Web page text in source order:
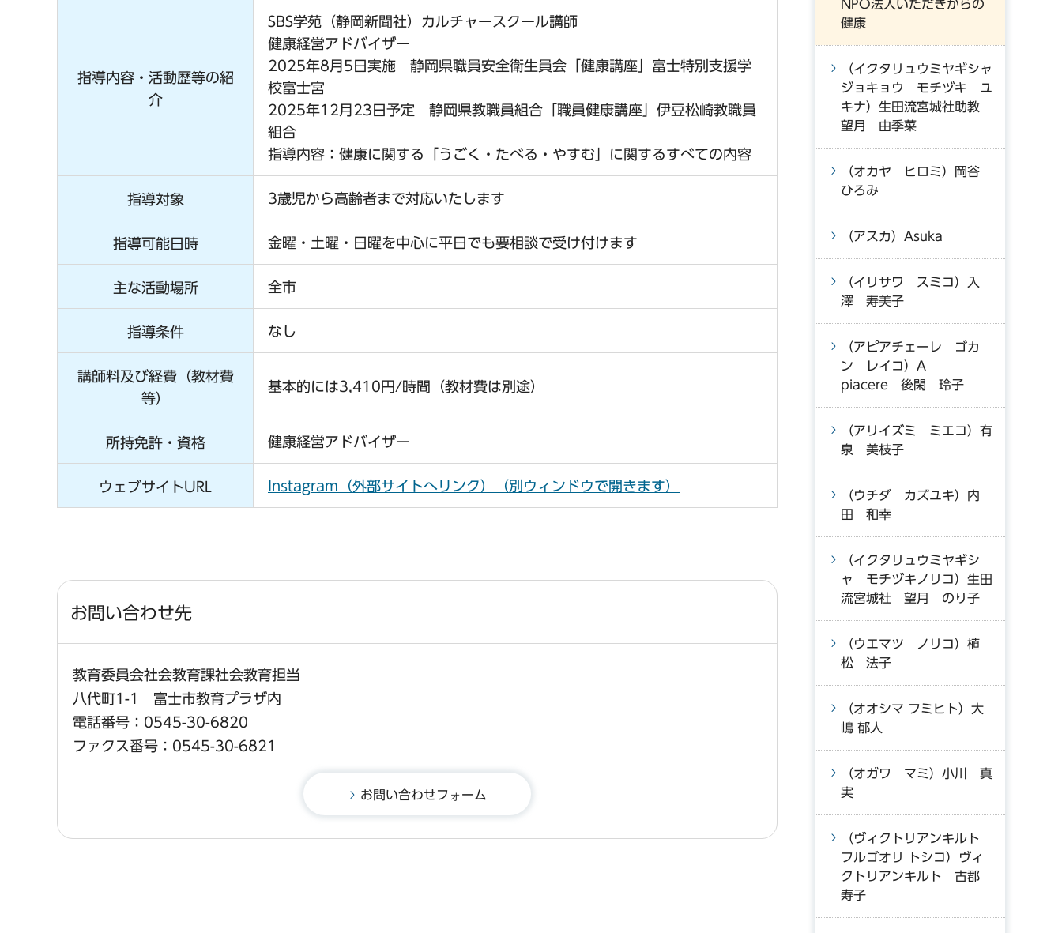
指導内容・活動歴等の紹
介
SBS学苑（静岡新聞社）カルチャースクール講師
健康経営アドバイザー
2025年8月5日実施 静岡県職員安全衛生員会「健康講座」富士特別支援学
校富士宮
2025年12月23日予定 静岡県教職員組合「職員健康講座」伊豆松崎教職員
組合
指導内容：健康に関する「うごく・たべる・やすむ」に関するすべての内容
指導対象 3歳児から高齢者まで対応いたします
指導可能日時 金曜・土曜・日曜を中心に平日でも要相談で受け付けます
主な活動場所 全市
指導条件 なし
講師料及び経費（教材費
等）
基本的には3,410円/時間（教材費は別途）
所持免許・資格 健康経営アドバイザー
ウェブサイトURL Instagram（外部サイトへリンク）（別ウィンドウで開きます）
お問い合わせ先
教育委員会社会教育課社会教育担当
八代町1-1 富士市教育プラザ内
電話番号：0545-30-6820
ファクス番号：0545-30-6821
NPO法人いただきからの
健康
（イクタリュウミヤギシャ
ジョキョウ モチヅキ ユ
キナ）生田流宮城社助教
望月 由季菜
（オカヤ ヒロミ）岡谷
ひろみ
（アスカ）Asuka
（イリサワ スミコ）入
澤 寿美子
（アピアチェーレ ゴカ
ン レイコ）A
piacere 後閑 玲子
（アリイズミ ミエコ）有
泉 美枝子
（ウチダ カズユキ）内
田 和幸
（イクタリュウミヤギシ
ャ モチヅキノリコ）生田
流宮城社 望月 のり子
（ウエマツ ノリコ）植
松 法子
（オオシマ フミヒト）大
嶋 郁人
（オガワ マミ）小川 真
実
（ヴィクトリアンキルト
フルゴオリ トシコ）ヴィ
クトリアンキルト 古郡
寿子